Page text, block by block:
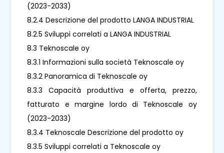
(2023-2033)
8.2.4 Descrizione del prodotto LANGA INDUSTRIAL
8.2.5 Sviluppi correlati a LANGA INDUSTRIAL
8.3 Teknoscale oy
8.3.1 Informazioni sulla società Teknoscale oy
8.3.2 Panoramica di Teknoscale oy
8.3.3 Capacità produttiva e offerta, prezzo,
fatturato e margine lordo di Teknoscale oy
(2023-2033)
8.3.4 Teknoscale Descrizione del prodotto oy
8.3.5 Sviluppi correlati a Teknoscale oy